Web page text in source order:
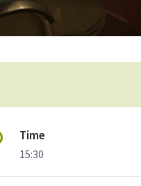
Time
15:30